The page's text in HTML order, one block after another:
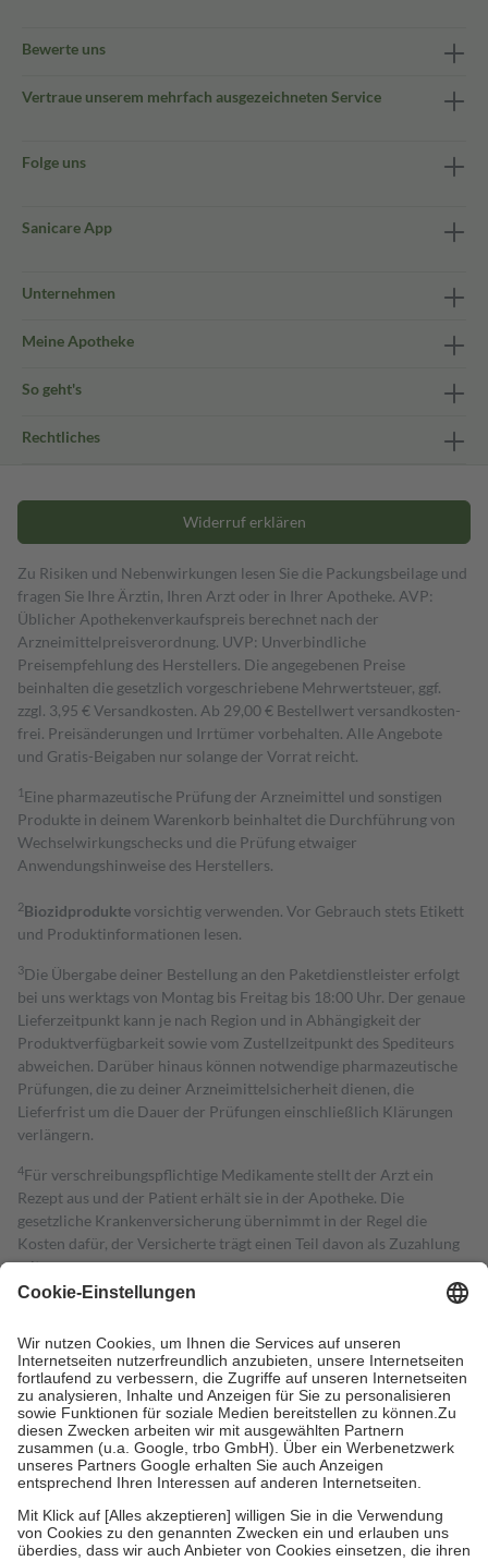
Bewerte uns
Vertraue unserem mehrfach ausgezeichneten Service
Folge uns
Sanicare App
Unternehmen
Meine Apotheke
So geht's
Rechtliches
Widerruf erklären
Zu Risiken und Nebenwirkungen lesen Sie die Packungsbeilage und
fragen Sie Ihre Ärztin, Ihren Arzt oder in Ihrer Apotheke. AVP:
Üblicher Apothekenverkaufspreis berechnet nach der
Arzneimittelpreisverordnung. UVP: Unverbindliche
Preisempfehlung des Herstellers. Die angegebenen Preise
beinhalten die gesetzlich vorgeschriebene Mehrwertsteuer, ggf.
zzgl. 3,95 € Versandkosten. Ab 29,00 € Bestell­wert versand­kosten­
frei. Preisänderungen und Irrtümer vorbehalten. Alle Angebote
und Gratis-Beigaben nur solange der Vorrat reicht.
1 Eine pharmazeutische Prüfung der Arzneimittel und sonstigen
Produkte in deinem Warenkorb beinhaltet die Durchführung von
Wechselwirkungschecks und die Prüfung etwaiger
Anwendungshinweise des Herstellers.
2Biozidproduktevorsichtig verwenden. Vor Gebrauch stets Etikett
und Produktinformationen lesen.
3Die Übergabe deiner Bestellung an den Paketdienstleister erfolgt
bei uns werktags von Montag bis Freitag bis 18:00 Uhr. Der genaue
Lieferzeitpunkt kann je nach Region und in Abhängigkeit der
Produktverfügbarkeit sowie vom Zustellzeitpunkt des Spediteurs
abweichen. Darüber hinaus können notwendige pharmazeutische
Prüfungen, die zu deiner Arzneimittelsicherheit dienen, die
Lieferfrist um die Dauer der Prüfungen einschließlich Klärungen
verlängern.
4Für verschreibungspflichtige Medikamente stellt der Arzt ein
Rezept aus und der Patient erhält sie in der Apotheke. Die
gesetzliche Krankenversicherung übernimmt in der Regel die
Kosten dafür, der Versicherte trägt einen Teil davon als Zuzahlung
mit.
Grundsätzlich leisten Mitglieder Zuzahlungen in Höhe von zehn
höchstens zehn Euro.
Es sind jedoch nie mehr als die tatsächlichen
Kosten der Leistung zu entrichten.
Diese Regeln gelten grundsätzlich auch für Online-Apotheken.
Bei Heilmitteln und häuslicher Krankenpflege beträgt die
Zuzahlung zehn Prozent der Kosten sowie zehn Euro je
Verordnung.
Um das Engagement der Versicherten für ihre eigene Gesundheit zu
stärken und die besondere Stellung der Familie zu unterstützen,
fallenkeine Zuzahlungenan bei:
• Kindern und Jugendlichen bis zum vollendeten 18. Lebensjahr